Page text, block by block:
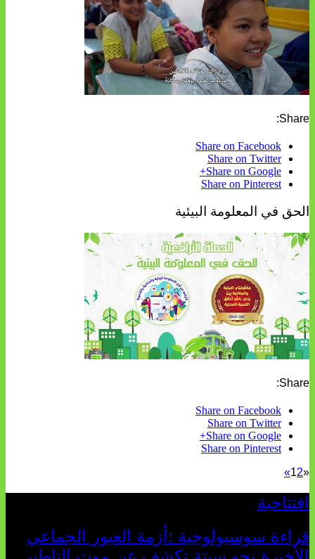
Share:
Share on Facebook
Share on Twitter
Share on Google+
Share on Pinterest
الحق في المعلومة البيئية
Share:
Share on Facebook
Share on Twitter
Share on Google+
Share on Pinterest
«
12
»
افتتاحية
قراءة سوسيولوجية :أزمة العبور الجماعي